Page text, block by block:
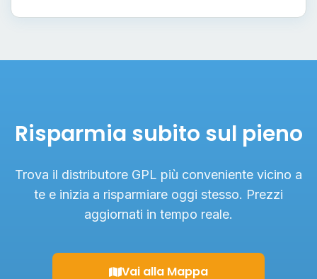
Risparmia subito sul pieno
Trova il distributore GPL più conveniente vicino a
te e inizia a risparmiare oggi stesso. Prezzi
aggiornati in tempo reale.
Vai alla Mappa